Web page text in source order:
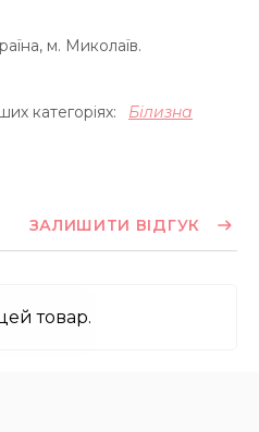
м. Миколаїв.
категоріях:
Білизна
ЗАЛИШИТИ ВІДГУК
товар.